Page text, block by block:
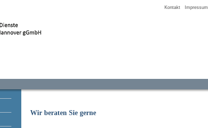
Kontakt Impressum
Wir beraten Sie gerne